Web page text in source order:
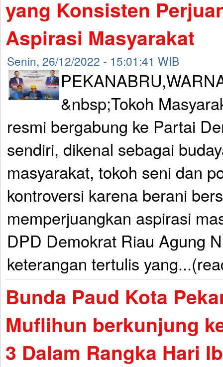
yang Konsisten
Aspirasi Masyarakat
Senin, 26/12/2022 - 15:01:41 WIB
&nbsp;Tokoh
resmi bergabung ke Partai
sendiri, dikenal sebagai
masyarakat, tokoh seni dan
kontroversi karena berani
memperjuangkan aspirasi
DPD Demokrat Riau Agung
keterangan tertulis
Bunda Paud Kota
Muflihun berkunjung
3 Dalam Rangka Hari